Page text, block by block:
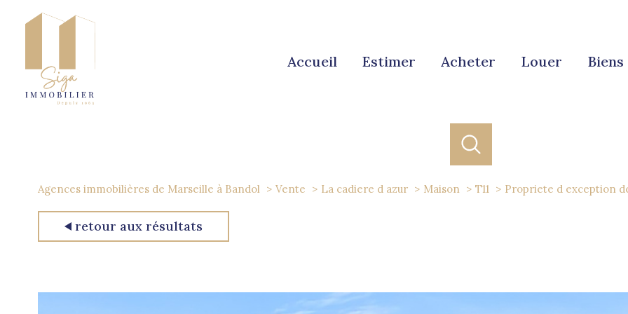
accueil estimer acheter louer
estimer
83740 - La Cadière-d'Azur
Agences immobilières de Marseille à Bandol Vente La cadiere d azur Maison T11 Propriete d exception
retour aux résultats